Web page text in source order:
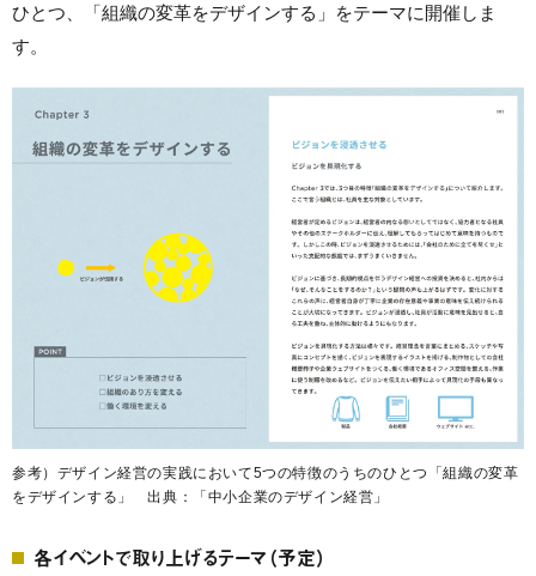
ひとつ、「組織の変革をデザインする」をテーマに開催しま
す。
参考）デザイン経営の実践において5つの特徴のうちのひとつ「組織の変革
をデザインする」 出典：「中小企業のデザイン経営」
各イベントで取り上げるテーマ（予定）